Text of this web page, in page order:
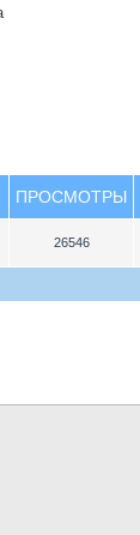
ПРОСМОТРЫ
26546